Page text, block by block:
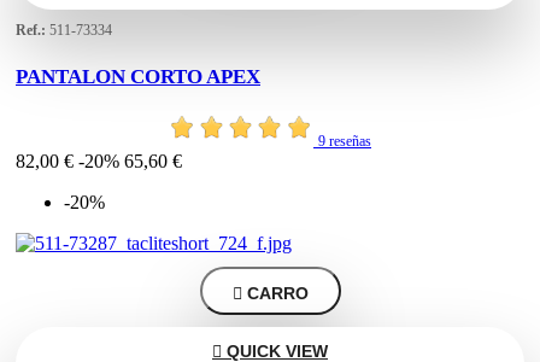
Ref.: 511-73334
PANTALON CORTO APEX
9 reseñas
82,00 € -20% 65,60 €
-20%
 CARRO
 QUICK VIEW